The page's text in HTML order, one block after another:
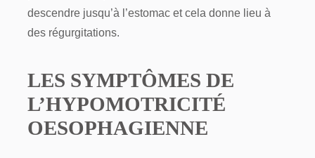
descendre jusqu’à l’estomac et cela donne lieu à
des régurgitations.
LES SYMPTÔMES DE
L’HYPOMOTRICITÉ
OESOPHAGIENNE